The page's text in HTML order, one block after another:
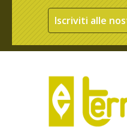
Iscriviti alle